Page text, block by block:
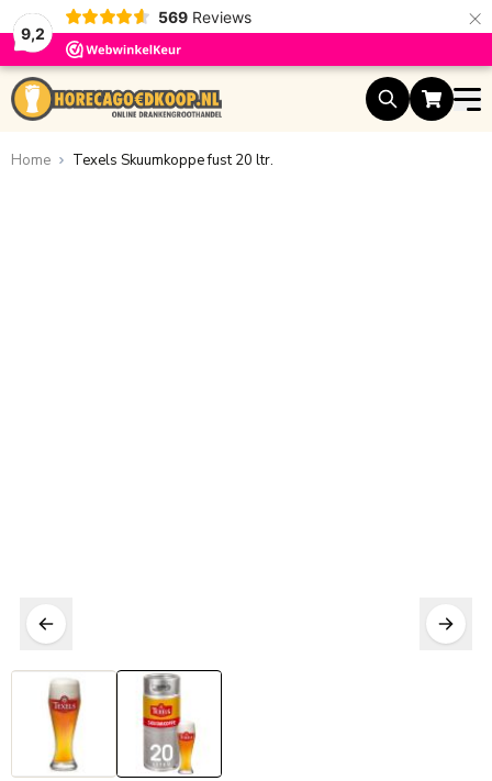
9,2
569 Reviews ×
Ga naar de inhoud
Home Texels Skuumkoppe fust 20 ltr.